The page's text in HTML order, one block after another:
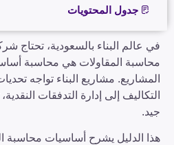
في عالم البناء بالسعودية، تحتاج
محاسبة المقاولات هي محاسبة
المشاريع. مشاريع البناء تواجه
التكاليف إلى إدارة التدفقات
جيد.
هذا الدليل يشرح أساسيات محاسبة
جدول المحتويات